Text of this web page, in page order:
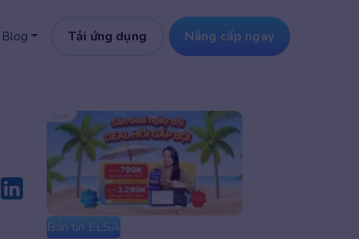
Blog Tải ứng dụng Nâng cấp ngay
Bản tin ELSA